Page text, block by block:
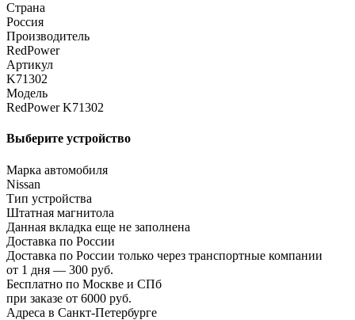
Страна
Россия
Производитель
RedPower
Артикул
K71302
Модель
RedPower K71302
Выберите устройство
Марка автомобиля
Nissan
Тип устройства
Штатная магнитола
Данная вкладка еще не заполнена
Доставка по России
Доставка по России только через транспортные компании
от 1 дня — 300 руб.
Бесплатно по Москве и СПб
при заказе от 6000 руб.
Адреса в Санкт-Петербурге